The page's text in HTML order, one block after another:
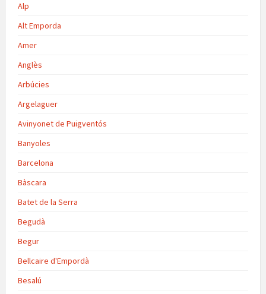
Alp
Alt Emporda
Amer
Anglès
Arbúcies
Argelaguer
Avinyonet de Puigventós
Banyoles
Barcelona
Bàscara
Batet de la Serra
Begudà
Begur
Bellcaire d'Empordà
Besalú